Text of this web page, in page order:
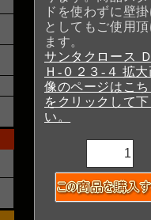
ドを使わずに壁
としてもご使用
ます。
サンタクロース
Ｈ-０２３-４ 拡
像のページはこ
をクリックして
い。